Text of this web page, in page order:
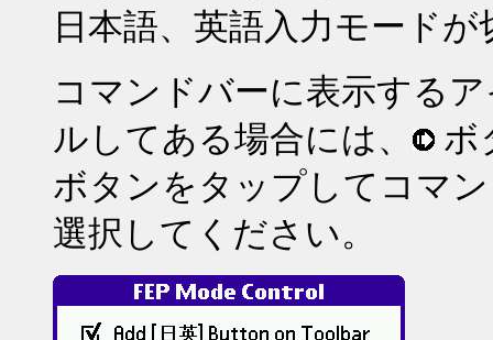
日本語、英語入力モード
コマンドバーに表示する
ルしてある場合には、
ボ
ボタンをタップしてコマ
選択してください。